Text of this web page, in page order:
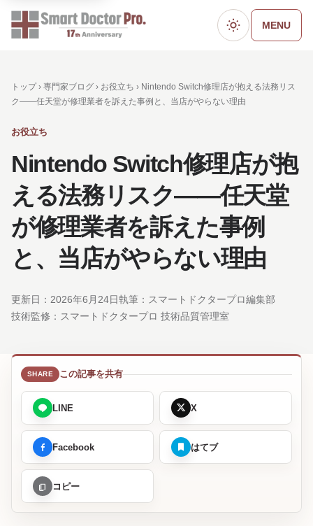
ダークモード
MENU
トップ › 専門家ブログ › お役立ち › Nintendo Switch修理店が抱える法務リス
ク——任天堂が修理業者を訴えた事例と、当店がやらない理由
お役立ち
Nintendo Switch修理店が抱
える法務リスク——任天堂
が修理業者を訴えた事例
と、当店がやらない理由
更新日： 2026年6月24日執筆：スマートドクタープロ編集部
技術監修： スマートドクタープロ 技術品質管理室
この記事を共有
LINE X
Facebook はてブ
コピー